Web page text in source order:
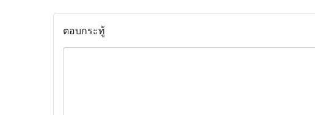
ตอบกระทู้